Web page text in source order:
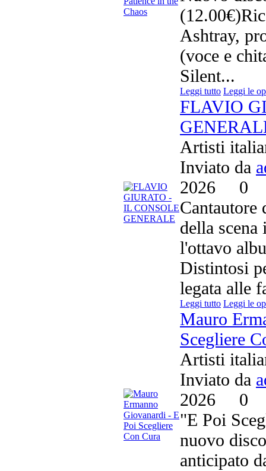
Ashtray,
(voce e
Silent...
Leggi tutto Leggi le
FLAVIO
Artisti
Inviato da
2026 0
della
l'ottavo
Distintosi
legata alle
Leggi tutto Leggi le
Mauro
Scegliere
Artisti
Inviato da
2026 0
"E Poi
nuovo
anticipato